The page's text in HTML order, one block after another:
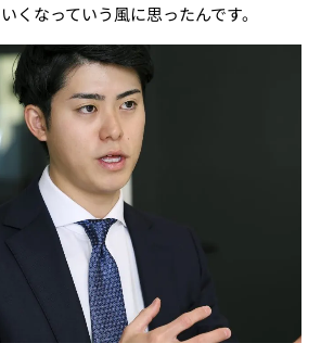
くなっていう風に思ったんです。